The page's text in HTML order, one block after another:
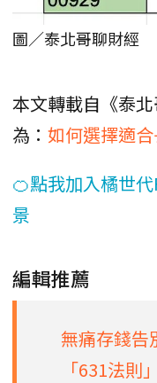
圖／泰北哥聊財經
本文轉載自《泰
為： 如何選擇適
🍊點我加入橘世
景
編輯推薦
無痛存錢告
「631法則